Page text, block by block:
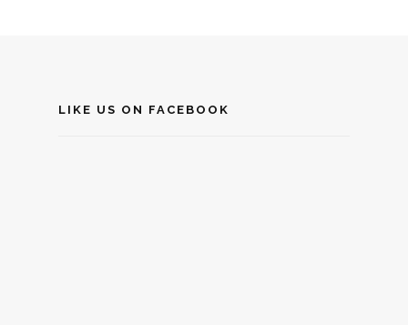
LIKE US ON FACEBOOK